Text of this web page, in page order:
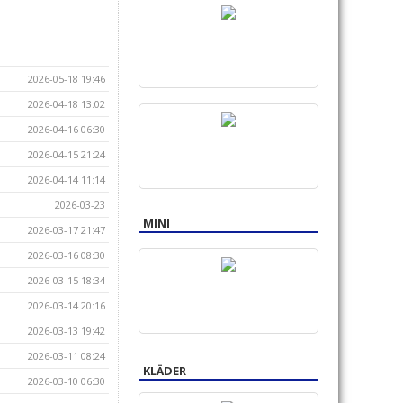
2026-05-18 19:46
2026-04-18 13:02
2026-04-16 06:30
2026-04-15 21:24
2026-04-14 11:14
2026-03-23
2026-03-17 21:47
2026-03-16 08:30
2026-03-15 18:34
2026-03-14 20:16
2026-03-13 19:42
2026-03-11 08:24
2026-03-10 06:30
MINI
KLÄDER